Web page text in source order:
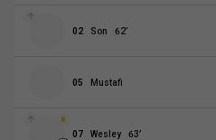
02 Son 62’
05 Mustafi
07 Wesley 63’